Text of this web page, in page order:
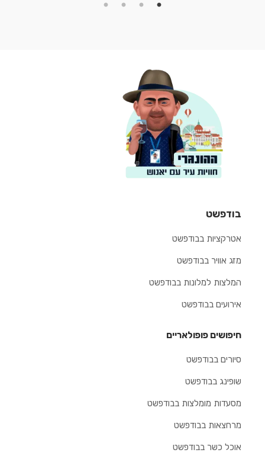
בודפשט
אטרקציות בבודפשט
מזג אוויר בבודפשט
המלצות למלונות בבודפשט
אירועים בבודפשט
חיפושים פופולאריים
סיורים בבודפשט
שופינג בבודפשט
מסעדות מומלצות בבודפשט
מרחצאות בבודפשט
אוכל כשר בבודפשט